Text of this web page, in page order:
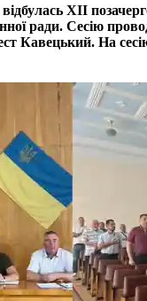
ХІІ
ради. Сесію
Кавецький. На